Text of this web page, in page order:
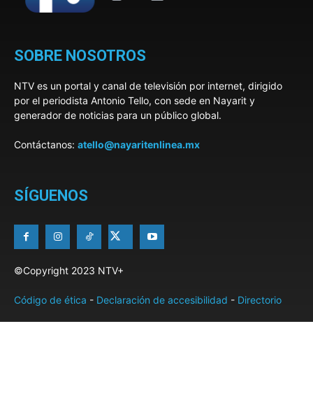
SOBRE NOSOTROS
NTV es un portal y canal de televisión por internet, dirigido
por el periodista Antonio Tello, con sede en Nayarit y
generador de noticias para un público global.
Contáctanos: atello@nayaritenlinea.mx
SÍGUENOS
©Copyright 2023 NTV+
Código de ética - Declaración de accesibilidad - Directorio